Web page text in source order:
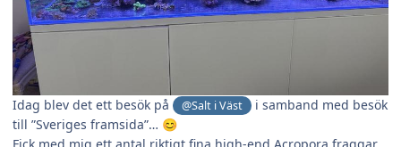
Idag blev det ett besök på @Salt i Väst
i samband med besök
till ”Sveriges framsida”… 😊